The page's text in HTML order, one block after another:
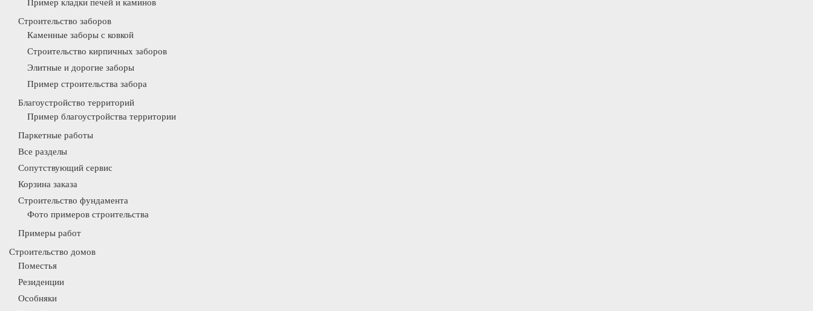
Пример кладки печей и каминов
Строительство заборов
Каменные заборы с ковкой
Строительство кирпичных заборов
Элитные и дорогие заборы
Пример строительства забора
Благоустройство территорий
Пример благоустройства территории
Паркетные работы
Все разделы
Сопутствующий сервис
Корзина заказа
Строительство фундамента
Фото примеров строительства
Примеры работ
Строительство домов
Поместья
Резиденции
Особняки